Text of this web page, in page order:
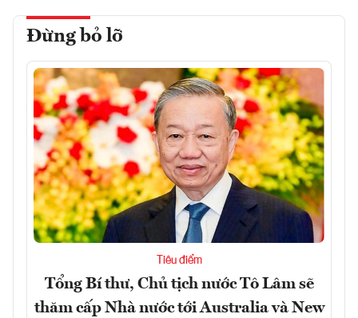
Đừng bỏ lỡ
Tiêu điểm
Tổng Bí thư, Chủ tịch nước Tô Lâm sẽ
thăm cấp Nhà nước tới Australia và New